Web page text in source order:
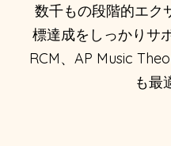
数千もの段階的エク
標達成をしっかりサ
RCM、AP Music
も最